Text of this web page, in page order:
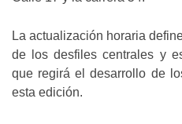
La actualización horaria
de los desfiles centrales y
que regirá el desarrollo de
esta edición.